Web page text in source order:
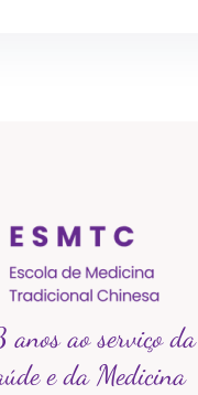
anos ao serviço da
e da Medicina